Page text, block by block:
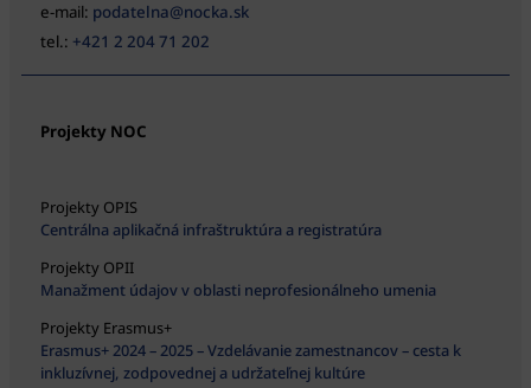
e-mail: podatelna@nocka.sk
tel.: +421 2 204 71 202
Projekty NOC
Projekty OPIS
Centrálna aplikačná infraštruktúra a registratúra
Projekty OPII
Manažment údajov v oblasti neprofesionálneho umenia
Projekty Erasmus+
Erasmus+ 2024 – 2025 – Vzdelávanie zamestnancov – cesta k
inkluzívnej, zodpovednej a udržateľnej kultúre